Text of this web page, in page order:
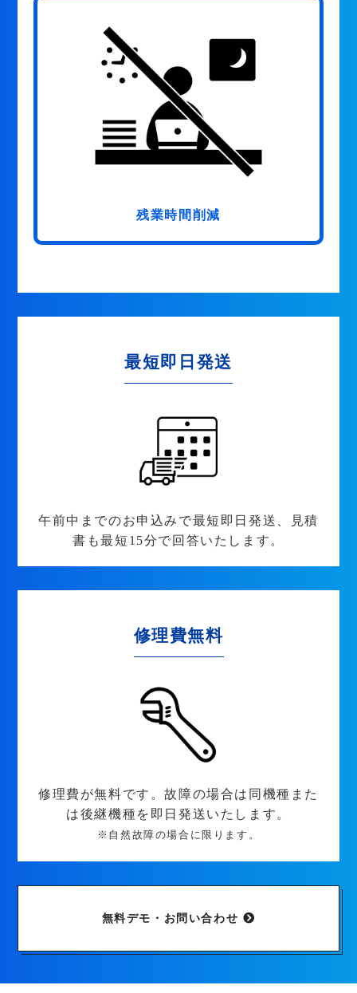
残業時間削減
最短即日発送
午前中までのお申込みで最短即日発送、見積
書も最短15分で回答いたします。
修理費無料
修理費が無料です。故障の場合は同機種また
は後継機種を即日発送いたします。
※自然故障の場合に限ります。
無料デモ・お問い合わせ